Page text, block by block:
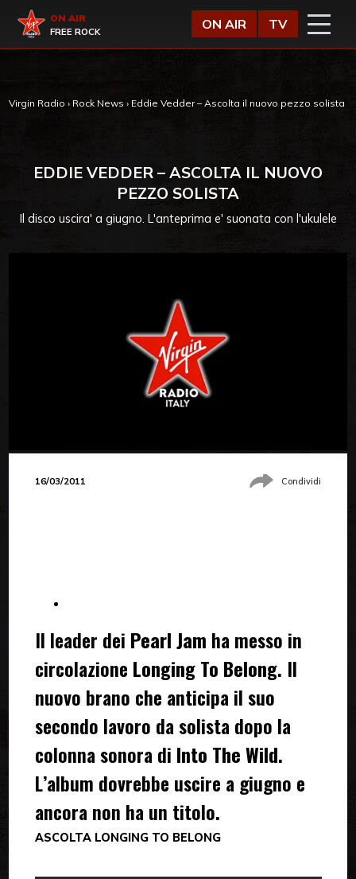
Virgin Radio
ON AIR
FREE ROCK
ON AIR TV
Virgin Radio › Rock News › Eddie Vedder – Ascolta il nuovo pezzo solista
EDDIE VEDDER – ASCOLTA IL NUOVO
PEZZO SOLISTA
Il disco uscira' a giugno. L'anteprima e' suonata con l'ukulele
16/03/2011 Condividi
Il leader dei Pearl Jam ha messo in
circolazione Longing To Belong. Il
nuovo brano che anticipa il suo
secondo lavoro da solista dopo la
colonna sonora di Into The Wild.
L’album dovrebbe uscire a giugno e
ancora non ha un titolo.
ASCOLTA LONGING TO BELONG